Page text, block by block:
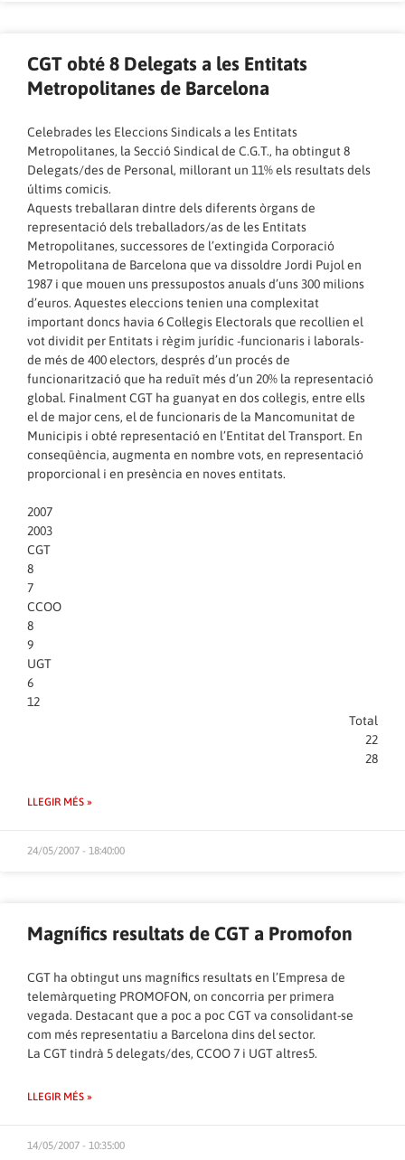
CGT obté 8 Delegats a les Entitats
Metropolitanes de Barcelona
Celebrades les Eleccions Sindicals a les Entitats
Metropolitanes, la Secció Sindical de C.G.T., ha obtingut 8
Delegats/des de Personal, millorant un 11% els resultats dels
últims comicis.
Aquests treballaran dintre dels diferents òrgans de
representació dels treballadors/as de les Entitats
Metropolitanes, successores de l’extingida Corporació
Metropolitana de Barcelona que va dissoldre Jordi Pujol en
1987 i que mouen uns pressupostos anuals d’uns 300 milions
d’euros. Aquestes eleccions tenien una complexitat
important doncs havia 6 Col·legis Electorals que recollien el
vot dividit per Entitats i règim jurídic -funcionaris i laborals-
de més de 400 electors, després d’un procés de
funcionarització que ha reduït més d’un 20% la representació
global. Finalment CGT ha guanyat en dos col·legis, entre ells
el de major cens, el de funcionaris de la Mancomunitat de
Municipis i obté representació en l’Entitat del Transport. En
conseqüència, augmenta en nombre vots, en representació
proporcional i en presència en noves entitats.
2007
2003
CGT
8
7
CCOO
8
9
UGT
6
12
Total
22
28
LLEGIR MÉS »
24/05/2007 - 18:40:00
Magnífics resultats de CGT a Promofon
CGT ha obtingut uns magnífics resultats en l’Empresa de
telemàrqueting PROMOFON, on concorria per primera
vegada. Destacant que a poc a poc CGT va consolidant-se
com més representatiu a Barcelona dins del sector.
La CGT tindrà 5 delegats/des, CCOO 7 i UGT altres5.
LLEGIR MÉS »
14/05/2007 - 10:35:00